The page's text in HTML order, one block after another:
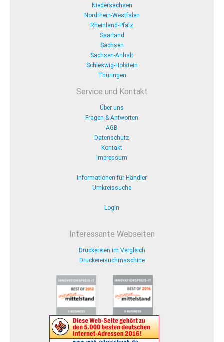
Niedersachsen
Nordrhein-Westfalen
Rheinland-Pfalz
Saarland
Sachsen
Sachsen-Anhalt
Schleswig-Holstein
Thüringen
Service und Kontakt
Über uns
Fragen & Antworten
AGB
Datenschutz
Kontakt
Impressum
Informationen für Händler
Umkreissuche
Login
Interessante Webseiten
Druckereien im Vergleich
Druckereisuchmaschine